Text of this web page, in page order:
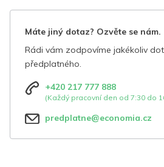
Máte jiný dotaz? Ozvěte se nám.
Rádi vám zodpovíme jakékoliv
předplatného.
+420 217 777 888
(Každý pracovní den od 7:30 do
predplatne@economia.cz